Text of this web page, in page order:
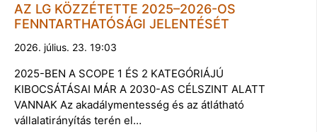
AZ LG KÖZZÉTETTE 2025–2026-OS
FENNTARTHATÓSÁGI JELENTÉSÉT
2026. július. 23. 19:03
2025-BEN A SCOPE 1 ÉS 2 KATEGÓRIÁJÚ
KIBOCSÁTÁSAI MÁR A 2030-AS CÉLSZINT ALATT
VANNAK Az akadálymentesség és az átlátható
vállalatirányítás terén el…